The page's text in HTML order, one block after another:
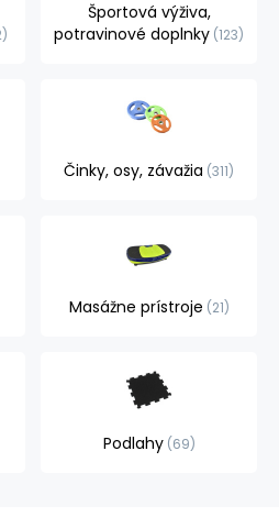
Športová výživa,
potravinové doplnky 123
Činky, osy, závažia 311
Masážne prístroje 21
Podlahy 69